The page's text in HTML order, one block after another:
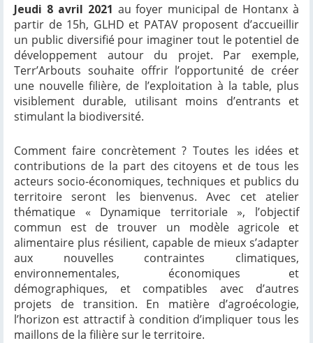
Jeudi 8 avril 2021 au foyer municipal de Hontanx à
partir de 15h, GLHD et PATAV proposent d’accueillir
un public diversifié pour imaginer tout le potentiel de
développement autour du projet. Par exemple,
Terr’Arbouts souhaite offrir l’opportunité de créer
une nouvelle filière, de l’exploitation à la table, plus
visiblement durable, utilisant moins d’entrants et
stimulant la biodiversité.
Comment faire concrètement ? Toutes les idées et
contributions de la part des citoyens et de tous les
acteurs socio-économiques, techniques et publics du
territoire seront les bienvenus. Avec cet atelier
thématique « Dynamique territoriale », l’objectif
commun est de trouver un modèle agricole et
alimentaire plus résilient, capable de mieux s’adapter
aux nouvelles contraintes climatiques,
environnementales, économiques et
démographiques, et compatibles avec d’autres
projets de transition. En matière d’agroécologie,
l’horizon est attractif à condition d’impliquer tous les
maillons de la filière sur le territoire.